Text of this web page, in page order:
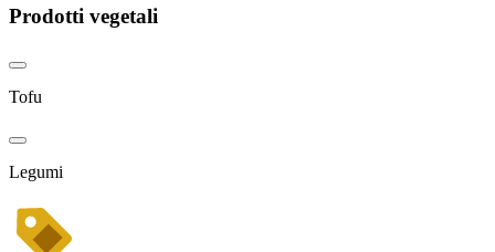
Prodotti vegetali
Tofu
Legumi